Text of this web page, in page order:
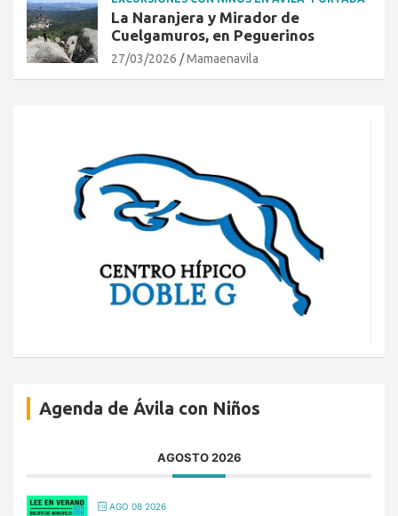
La Naranjera y Mirador de
Cuelgamuros, en Peguerinos
27/03/2026 Mamaenavila
Agenda de Ávila con Niños
AGOSTO 2026
AGO 08 2026